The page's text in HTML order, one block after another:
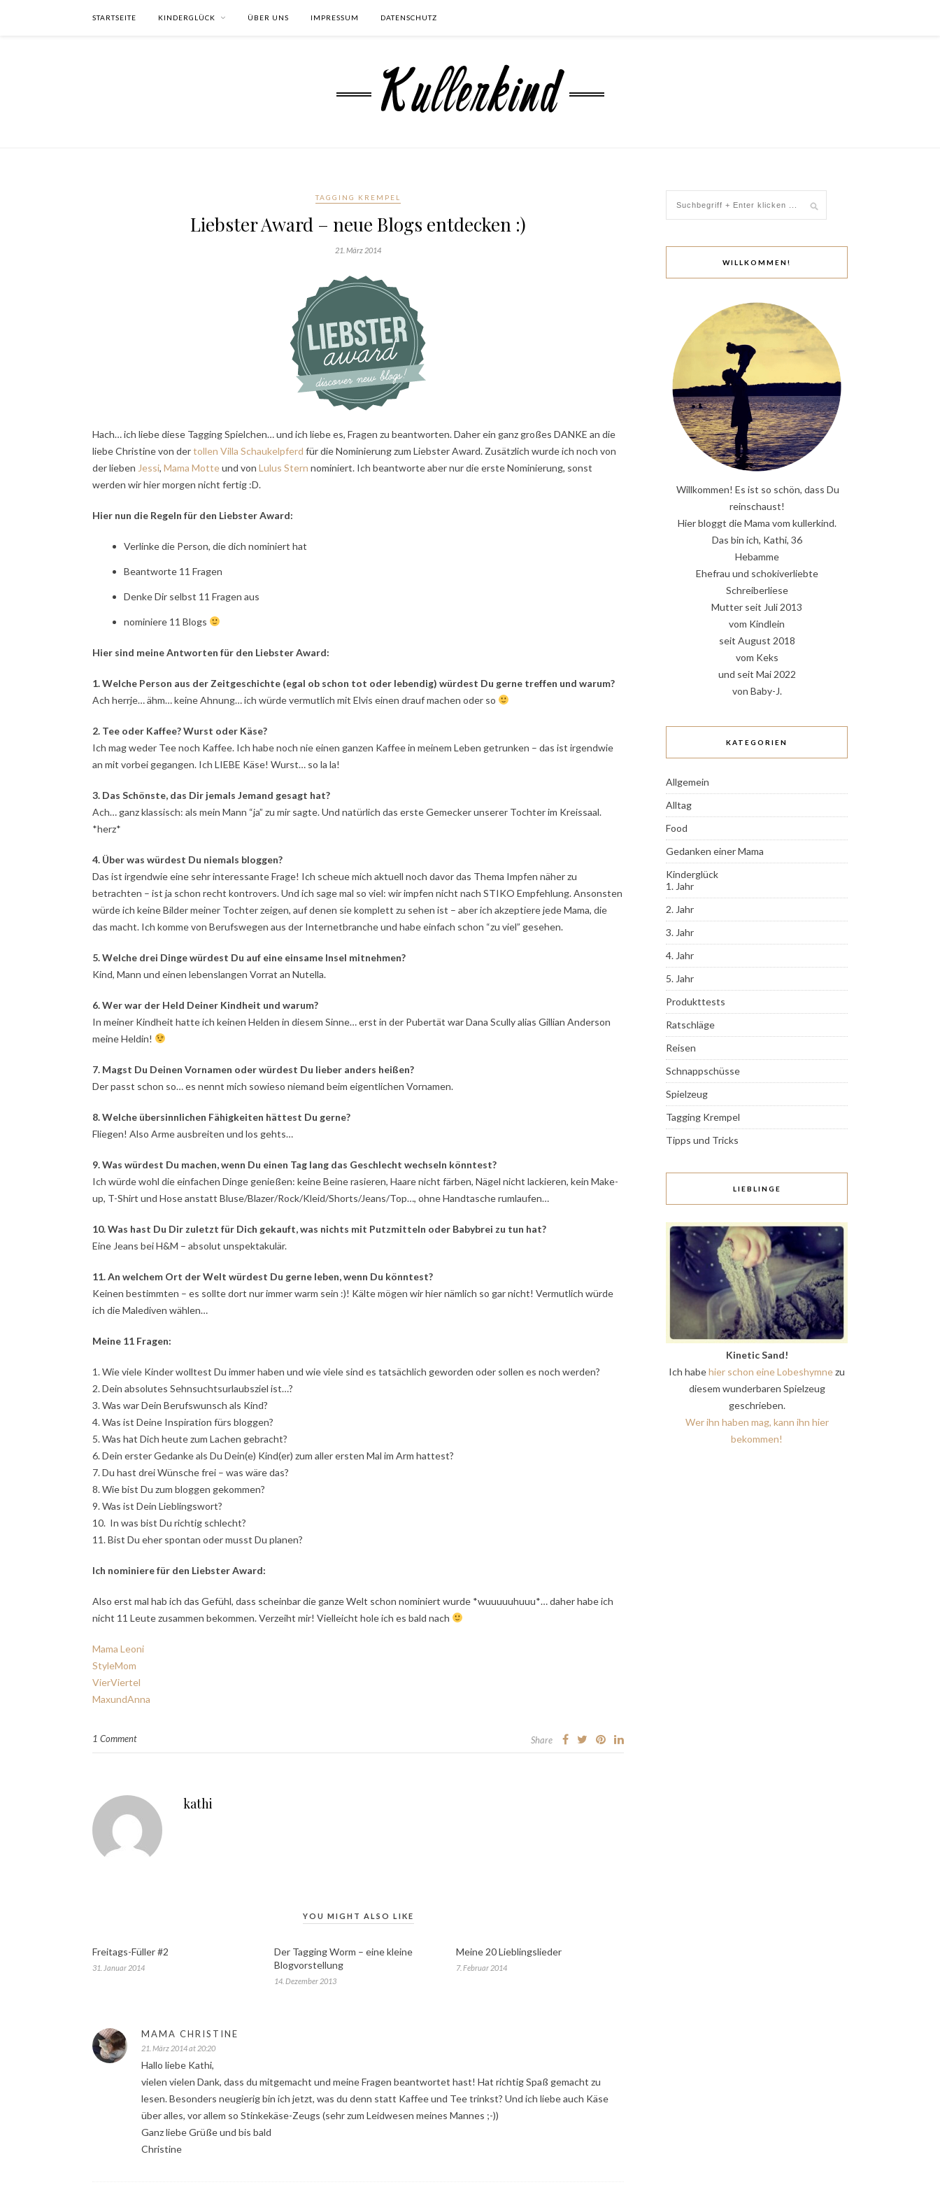
STARTSEITE KINDERGLÜCK ÜBER UNS IMPRESSUM DATENSCHUTZ
TAGGING KREMPEL
Liebster Award – neue Blogs entdecken :)
21. März 2014
Hach… ich liebe diese Tagging Spielchen… und ich liebe es, Fragen zu beantworten. Daher ein ganz großes DANKE an die
liebe Christine von dertollen Villa Schaukelpferd für die Nominierung zum Liebster Award. Zusätzlich wurde ich noch von
der lieben Jessi, Mama Motteund von Lulus Stern nominiert. Ich beantworte aber nur die erste Nominierung, sonst
werden wir hier morgen nicht fertig :D.
Hier nun die Regeln für den Liebster Award:
Verlinke die Person, die dich nominiert hat
Beantworte 11 Fragen
Denke Dir selbst 11 Fragen aus
nominiere 11 Blogs
Hier sind meine Antworten für den Liebster Award:
1. Welche Person aus der Zeitgeschichte (egal ob schon tot oder lebendig) würdest Du gerne treffen und warum?
Ach herrje… ähm… keine Ahnung… ich würde vermutlich mit Elvis einen drauf machen oder so
2. Tee oder Kaffee? Wurst oder Käse?
Ich mag weder Tee noch Kaffee. Ich habe noch nie einen ganzen Kaffee in meinem Leben getrunken – das ist irgendwie
an mit vorbei gegangen. Ich LIEBE Käse! Wurst… so la la!
3. Das Schönste, das Dir jemals Jemand gesagt hat?
Ach… ganz klassisch: als mein Mann “ja” zu mir sagte. Und natürlich das erste Gemecker unserer Tochter im Kreissaal.
*herz*
4. Über was würdest Du niemals bloggen?
Das ist irgendwie eine sehr interessante Frage! Ich scheue mich aktuell noch davor das Thema Impfen näher zu
betrachten – ist ja schon recht kontrovers. Und ich sage mal so viel: wir impfen nicht nach STIKO Empfehlung. Ansonsten
würde ich keine Bilder meiner Tochter zeigen, auf denen sie komplett zu sehen ist – aber ich akzeptiere jede Mama, die
das macht. Ich komme von Berufswegen aus der Internetbranche und habe einfach schon “zu viel” gesehen.
5. Welche drei Dinge würdest Du auf eine einsame Insel mitnehmen?
Kind, Mann und einen lebenslangen Vorrat an Nutella.
6. Wer war der Held Deiner Kindheit und warum?
In meiner Kindheit hatte ich keinen Helden in diesem Sinne… erst in der Pubertät war Dana Scully alias Gillian Anderson
meine Heldin!
7. Magst Du Deinen Vornamen oder würdest Du lieber anders heißen?
Der passt schon so… es nennt mich sowieso niemand beim eigentlichen Vornamen.
8. Welche übersinnlichen Fähigkeiten hättest Du gerne?
Fliegen! Also Arme ausbreiten und los gehts…
9. Was würdest Du machen, wenn Du einen Tag lang das Geschlecht wechseln könntest?
Ich würde wohl die einfachen Dinge genießen: keine Beine rasieren, Haare nicht färben, Nägel nicht lackieren, kein Make-
up, T-Shirt und Hose anstatt Bluse/Blazer/Rock/Kleid/Shorts/Jeans/Top…, ohne Handtasche rumlaufen…
10. Was hast Du Dir zuletzt für Dich gekauft, was nichts mit Putzmitteln oder Babybrei zu tun hat?
Eine Jeans bei H&M – absolut unspektakulär.
11. An welchem Ort der Welt würdest Du gerne leben, wenn Du könntest?
Keinen bestimmten – es sollte dort nur immer warm sein :)! Kälte mögen wir hier nämlich so gar nicht! Vermutlich würde
ich die Malediven wählen…
Meine 11 Fragen:
1. Wie viele Kinder wolltest Du immer haben und wie viele sind es tatsächlich geworden oder sollen es noch werden?
2. Dein absolutes Sehnsuchtsurlaubsziel ist…?
3. Was war Dein Berufswunsch als Kind?
4. Was ist Deine Inspiration fürs bloggen?
5. Was hat Dich heute zum Lachen gebracht?
6. Dein erster Gedanke als Du Dein(e) Kind(er) zum aller ersten Mal im Arm hattest?
7. Du hast drei Wünsche frei – was wäre das?
8. Wie bist Du zum bloggen gekommen?
9. Was ist Dein Lieblingswort?
10. In was bist Du richtig schlecht?
11. Bist Du eher spontan oder musst Du planen?
Ich nominiere für den Liebster Award:
Also erst mal hab ich das Gefühl, dass scheinbar die ganze Welt schon nominiert wurde *wuuuuuhuuu*… daher habe ich
nicht 11 Leute zusammen bekommen. Verzeiht mir! Vielleicht hole ich es bald nach
Mama Leoni
StyleMom
VierViertel
MaxundAnna
1 Comment Share
kathi
YOU MIGHT ALSO LIKE
Freitags-Füller #2
31. Januar 2014
Der Tagging Worm – eine kleine
Blogvorstellung
14. Dezember 2013
Meine 20 Lieblingslieder
7. Februar 2014
MAMA CHRISTINE
21. März 2014 at 20:20
Hallo liebe Kathi,
vielen vielen Dank, dass du mitgemacht und meine Fragen beantwortet hast! Hat richtig Spaß gemacht zu
lesen. Besonders neugierig bin ich jetzt, was du denn statt Kaffee und Tee trinkst? Und ich liebe auch Käse
über alles, vor allem so Stinkekäse-Zeugs (sehr zum Leidwesen meines Mannes ;-))
Ganz liebe Grüße und bis bald
Christine
WILLKOMMEN!
Willkommen! Es ist so schön, dass Du
reinschaust!
Hier bloggt die Mama vom kullerkind.
Das bin ich, Kathi, 36
Hebamme
Ehefrau und schokiverliebte
Schreiberliese
Mutter seit Juli 2013
vom Kindlein
seit August 2018
vom Keks
und seit Mai 2022
von Baby-J.
KATEGORIEN
Allgemein
Alltag
Food
Gedanken einer Mama
Kinderglück
1. Jahr
2. Jahr
3. Jahr
4. Jahr
5. Jahr
Produkttests
Ratschläge
Reisen
Schnappschüsse
Spielzeug
Tagging Krempel
Tipps und Tricks
LIEBLINGE
Kinetic Sand!
Ich habehier schon eine Lobeshymnezu
diesem wunderbaren Spielzeug
geschrieben.
Wer ihn haben mag, kann ihn hier
bekommen!